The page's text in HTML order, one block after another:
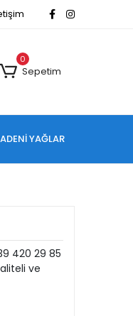
0
Sepetim
YAĞLAR
420 29 85
ve